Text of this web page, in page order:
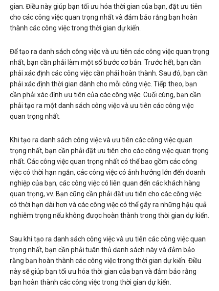
gian. Điều này giúp bạn tối ưu hóa thời gian của bạn, đặt ưu tiên
cho các công việc quan trọng nhất và đảm bảo rằng bạn hoàn
thành các công việc trong thời gian dự kiến.
Để tạo ra danh sách công việc và ưu tiên các công việc quan trọng
nhất, bạn cần phải làm một số bước cơ bản. Trước hết, bạn cần
phải xác định các công việc cần phải hoàn thành. Sau đó, bạn cần
phải xác định thời gian dành cho mỗi công việc. Tiếp theo, bạn
cần phải xác định ưu tiên của các công việc. Cuối cùng, bạn cần
phải tạo ra một danh sách công việc và ưu tiên các công việc
quan trọng nhất.
Khi tạo ra danh sách công việc và ưu tiên các công việc quan
trọng nhất, bạn cần phải đặt ưu tiên cho các công việc quan trọng
nhất. Các công việc quan trọng nhất có thể bao gồm các công
việc có thời hạn ngắn, các công việc có ảnh hưởng lớn đến doanh
nghiệp của bạn, các công việc có liên quan đến các khách hàng
quan trọng, vv. Bạn cũng cần phải đặt ưu tiên cho các công việc
có thời hạn dài hơn và các công việc có thể gây ra những hậu quả
nghiêm trọng nếu không được hoàn thành trong thời gian dự kiến.
Sau khi tạo ra danh sách công việc và ưu tiên các công việc quan
trọng nhất, bạn cần phải tuân thủ danh sách này và đảm bảo
rằng bạn hoàn thành các công việc trong thời gian dự kiến. Điều
này sẽ giúp bạn tối ưu hóa thời gian của bạn và đảm bảo rằng
bạn hoàn thành các công việc trong thời gian dự kiến.